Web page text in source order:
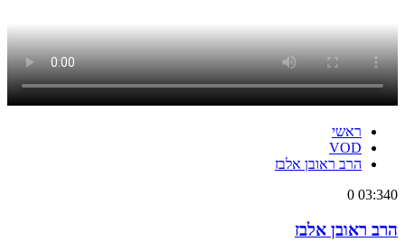
ראשי
VOD
הרב ראובן אלבז
03:340
0
הרב ראובן אלבז